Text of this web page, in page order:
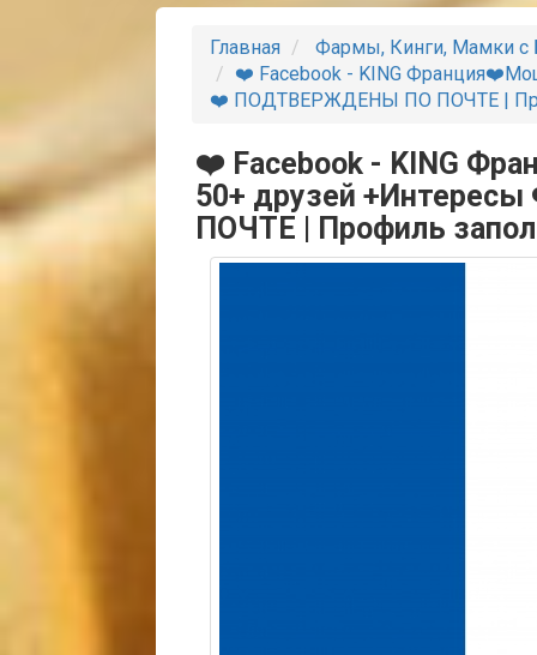
Главная
Фармы, Кинги, Мамки с
❤️ Facebook - KING
❤️ ПОДТВЕРЖДЕНЫ ПО ПОЧТЕ |
❤️ Facebook - KING
50+ друзей
ПОЧТЕ | Профиль